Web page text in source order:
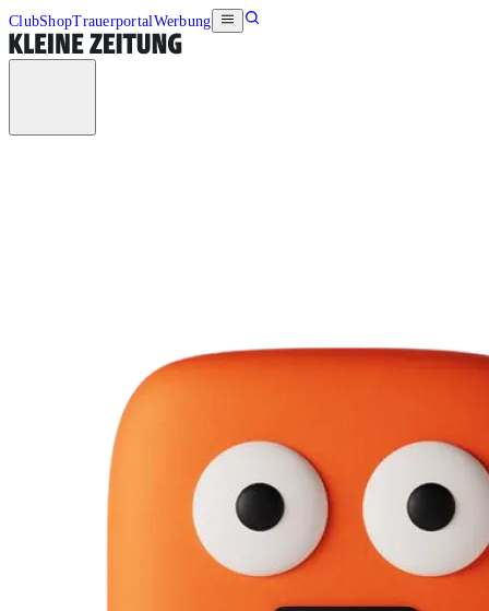
ClubShopTrauerportalWerbung